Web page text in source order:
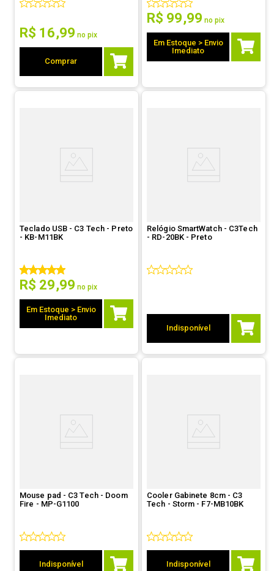
R$ 16,99 no pix
Comprar
R$ 99,99 no pix
Em Estoque > Envio
Imediato
Teclado USB - C3 Tech - Preto
- KB-M11BK
R$ 29,99 no pix
Em Estoque > Envio
Imediato
Relógio SmartWatch - C3Tech
- RD-20BK - Preto
Indisponível
Mouse pad - C3 Tech - Doom
Fire - MP-G1100
Indisponível
Cooler Gabinete 8cm - C3
Tech - Storm - F7-MB10BK
Indisponível